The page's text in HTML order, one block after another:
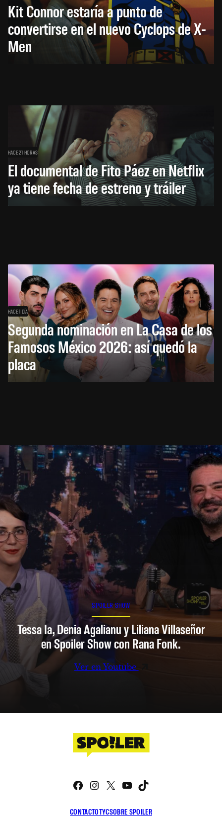
Kit Connor estaría a punto de
convertirse en el nuevo Cyclops de X-
Men
HACE 21 HORAS
El documental de Fito Páez en Netflix
ya tiene fecha de estreno y tráiler
HACE 1 DÍA
Segunda nominación en La Casa de los
Famosos México 2026: así quedó la
placa
SPOILER SHOW
Tessa Ia, Denia Agalianu y Liliana Villaseñor
en Spoiler Show con Rana Fonk.
Ver en Youtube
CONTACTOTYCSOBRE SPOILER
Facebook
Instagram
X YouTube